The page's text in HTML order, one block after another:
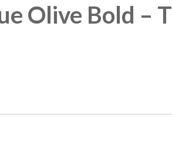
Olive Bold – T